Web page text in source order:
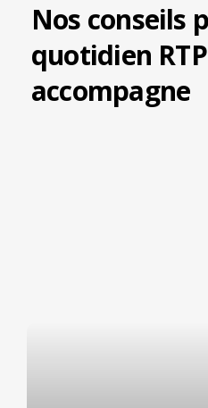
Nos conseils
quotidien
accompagne